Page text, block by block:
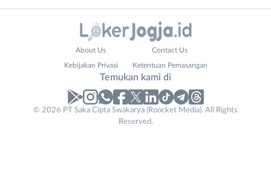
No. Telp /
About Us Contact Us
Kebijakan Privasi Ketentuan Pemasangan
Temukan kami di
© 2026 PT Saka Cipta Swakarya (Roocket Media). All Rights
Reserved.